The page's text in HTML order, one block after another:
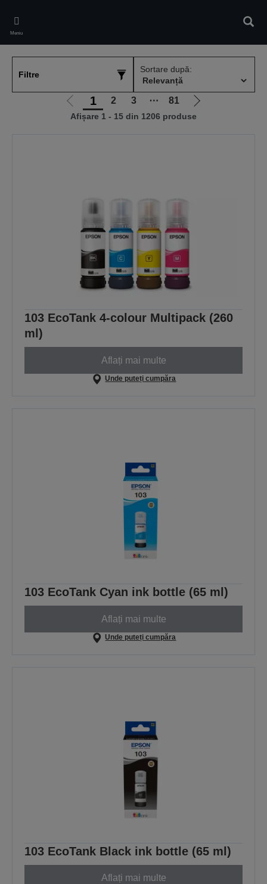
main
content
Meniu
Filtre
Sortare după:
Mergi
la
1 2 3 ⋯ 81
Mergi
la
Afișare 1 - 15 din 1206 produse
103 EcoTank 4-colour Multipack (260
ml)
Aflați mai multe
Unde puteți cumpăra
103 EcoTank Cyan ink bottle (65 ml)
Aflați mai multe
Unde puteți cumpăra
103 EcoTank Black ink bottle (65 ml)
Aflați mai multe